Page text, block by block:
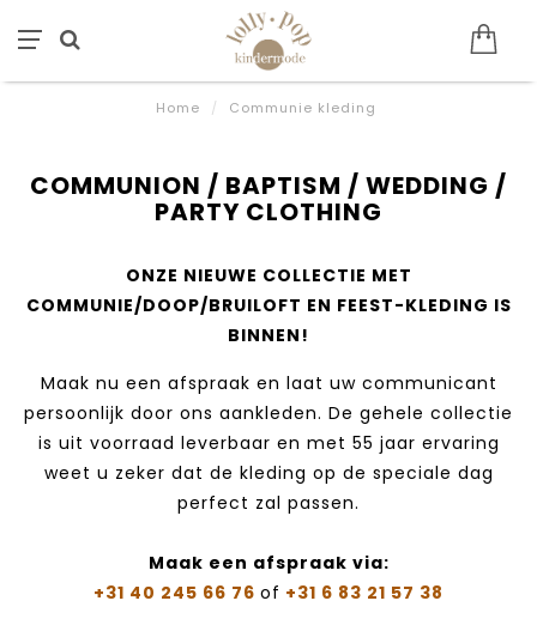
Home / Communie kleding
COMMUNION / BAPTISM / WEDDING /
PARTY CLOTHING
ONZE NIEUWE COLLECTIE MET
COMMUNIE/DOOP/BRUILOFT EN FEEST-KLEDING IS
BINNEN!
Maak nu een afspraak en laat uw communicant
persoonlijk door ons aankleden. De gehele collectie
is uit voorraad leverbaar en met 55 jaar ervaring
weet u zeker dat de kleding op de speciale dag
perfect zal passen.
Maak een afspraak via:
+31 40 245 66 76 of +31 6 83 21 57 38‬